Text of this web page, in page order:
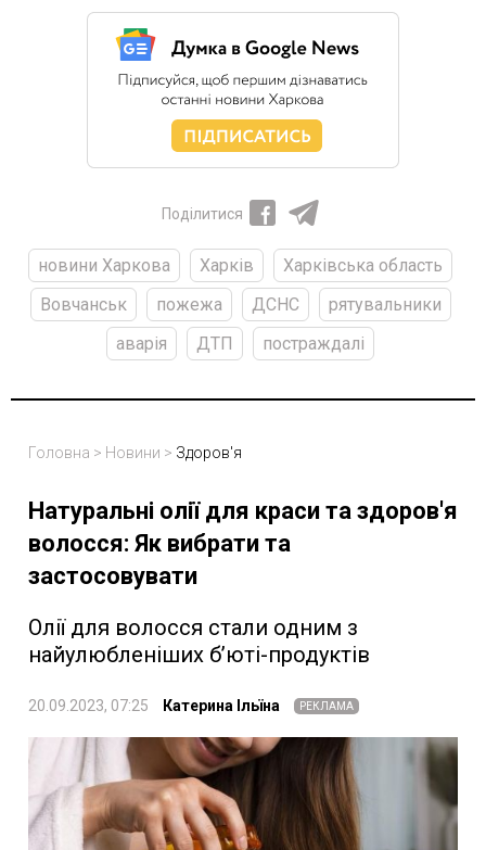
Поділитися
новини Харкова Харків
Харківська область
Вовчанськ
пожежа ДСНС
рятувальники
аварія
ДТП постраждалі
Головна > Новини > Здоров'я
Натуральні олії для краси та здоров'я
волосся: Як вибрати та
застосовувати
Олії для волосся стали одним з
найулюбленіших б’юті-продуктів
20.09.2023, 07:25 Катерина Ільїна РЕКЛАМА